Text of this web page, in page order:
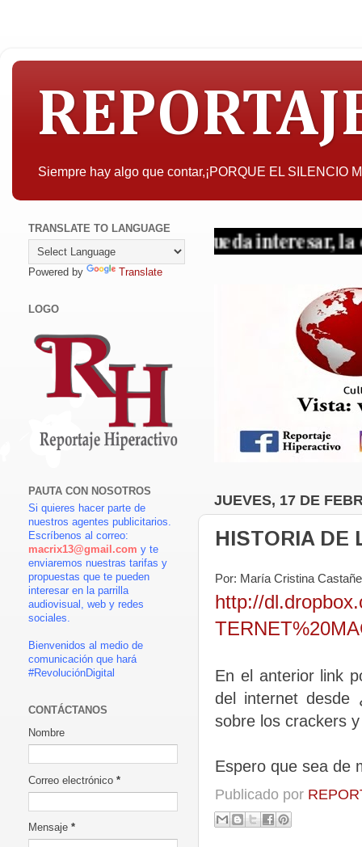
Siempre hay algo que contar,¡PORQUE EL SILENCIO
A quien pueda interesar, la
JUEVES, 17 DE
HISTORIA DE
Por: María Cristina
http://
En el anterior link
del internet desde
sobre los crackers
Espero que sea de
Publicado por
TRANSLATE TO LANGUAGE
Powered by Translate
LOGO
PAUTA CON NOSOTROS
Si quieres hacer parte de
nuestros agentes publicitarios.
Escríbenos al correo:
macrix13@gmail.com y te
enviaremos nuestras tarifas y
propuestas que te pueden
interesar en la parrilla
audiovisual, web y redes
sociales.
Bienvenidos al medio de
comunicación que hará
#RevoluciónDigital
CONTÁCTANOS
Nombre
Correo electrónico *
Mensaje *